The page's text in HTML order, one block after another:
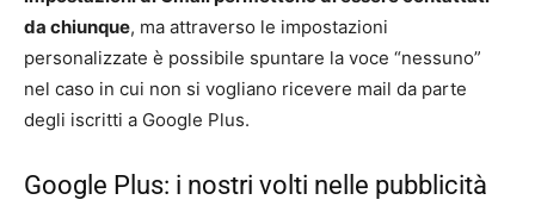
da chiunque, ma attraverso le impostazioni
personalizzate è possibile spuntare la voce “nessuno”
nel caso in cui non si vogliano ricevere mail da parte
degli iscritti a Google Plus.
Google Plus: i nostri volti nelle pubblicità